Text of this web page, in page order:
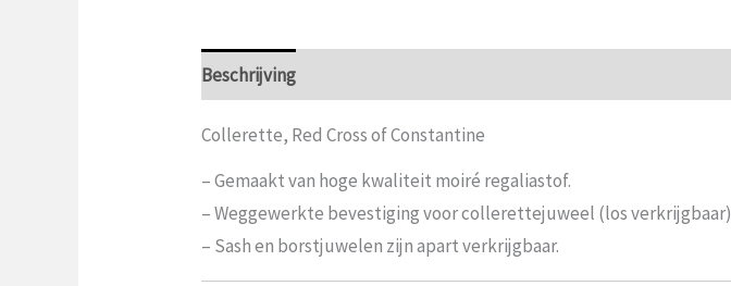
Beschrijving
Collerette, Red Cross of Constantine
– Gemaakt van hoge kwaliteit moiré regaliastof.
– Weggewerkte bevestiging voor collerettejuweel (los verkrijgbaar)
– Sash en borstjuwelen zijn apart verkrijgbaar.